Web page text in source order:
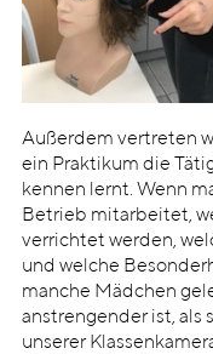
Außerdem vertreten
ein Praktikum die
kennen lernt. Wenn
Betrieb mitarbeitet,
verrichtet werden,
und welche
manche Mädchen
anstrengender ist, als
unserer